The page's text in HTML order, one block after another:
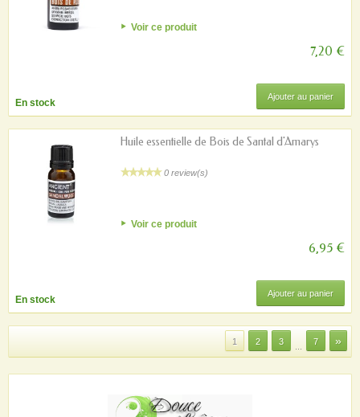
Voir ce produit
7,20 €
En stock
Ajouter au panier
Huile essentielle de Bois de Santal d'Amarys
0 review(s)
Voir ce produit
6,95 €
En stock
Ajouter au panier
1 2 3 7 »